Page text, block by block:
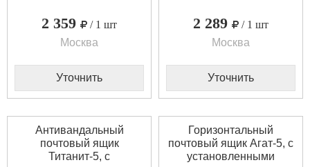
2 359
/ 1 шт
Москва
Уточнить
2 289
/ 1 шт
Москва
Уточнить
Антивандальный
почтовый ящик
Титанит-5, с
Горизонтальный
почтовый ящик Агат-5, с
установленными